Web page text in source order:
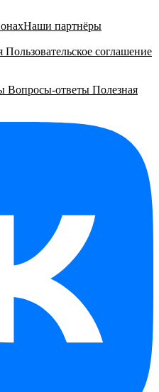
Наши партнёры
Пользовательское соглашение
Вопросы-ответы Полезная